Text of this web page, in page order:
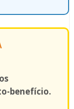
benefício.